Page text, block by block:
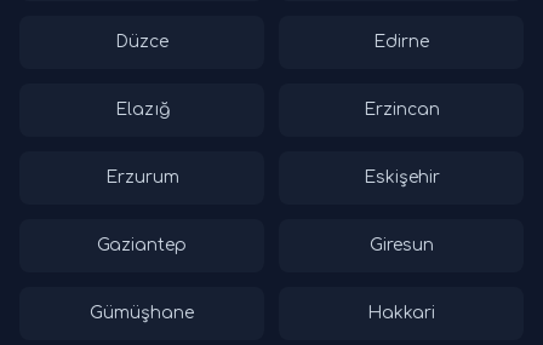
Düzce Edirne
Elazığ Erzincan
Erzurum Eskişehir
Gaziantep Giresun
Gümüşhane Hakkari